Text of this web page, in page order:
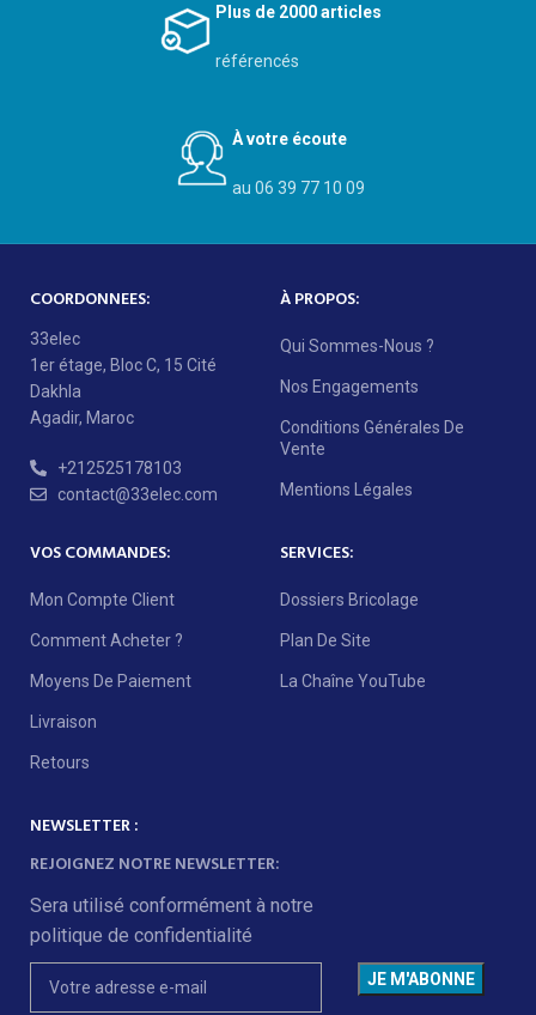
Plus de 2000 articles
référencés
À votre écoute
au 06 39 77 10 09
COORDONNEES:
33elec
1er étage, Bloc C, 15 Cité
Dakhla
Agadir, Maroc
+212525178103
contact@33elec.com
À PROPOS:
Qui Sommes-Nous ?
Nos Engagements
Conditions Générales De
Vente
Mentions Légales
VOS COMMANDES:
Mon Compte Client
Comment Acheter ?
Moyens De Paiement
Livraison
Retours
SERVICES:
Dossiers Bricolage
Plan De Site
La Chaîne YouTube
NEWSLETTER :
REJOIGNEZ NOTRE NEWSLETTER:
Sera utilisé conformément à notre
politique de confidentialité